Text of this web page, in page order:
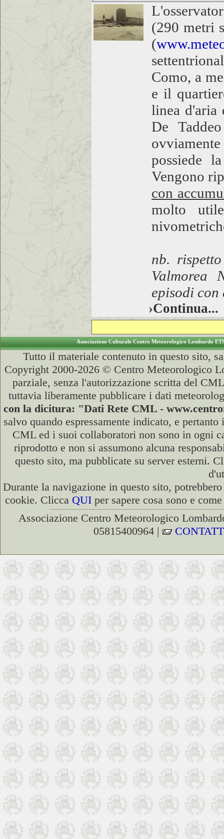
(290 metri
(
Como, a
e il
linea d'aria
De
possiede
Vengono
con
molto
nb.
Valmorea
episodi
›Continua...
Associazione Culturale Centro Meteorologico Lombardo
Tutto il materiale contenuto in questo sito,
Copyright 2000-2026 © Centro Meteorologico
parziale, senza l'autorizzazione scritta del
tuttavia liberamente pubblicare i dati
con la dicitura: "Dati Rete CML -
salvo quando espressamente indicato, e
CML ed i suoi collaboratori non sono in ogni
riprodotto e non si assumono alcuna
questo sito, ma pubblicate su server esterni.
Durante la navigazione in questo sito,
cookie. Clicca QUI per sapere cosa sono e
Associazione Centro Meteorologico
05815400964 |